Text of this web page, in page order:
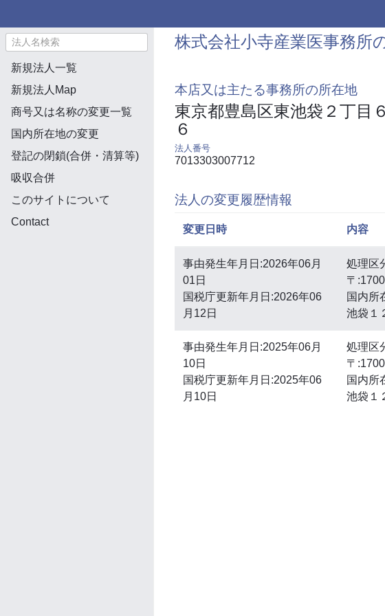
新規法人一覧
新規法人Map
商号又は名称の変更一覧
国内所在地の変更
登記の閉鎖(合併・清算等)
吸収合併
このサイトについて
Contact
株式会社小寺産業医事務所
本店又は主たる事務所の所在地
東京都豊島区東池袋２丁目
６
法人番号
7013303007712
法人の変更履歴情報
変更日時 内容
事由発生年月日:2026年06月
01日
国税庁更新年月日:2026年06
月12日
処理区
〒
国内所
池袋１
事由発生年月日:2025年06月
10日
国税庁更新年月日:2025年06
月10日
処理区
〒
国内所
池袋１